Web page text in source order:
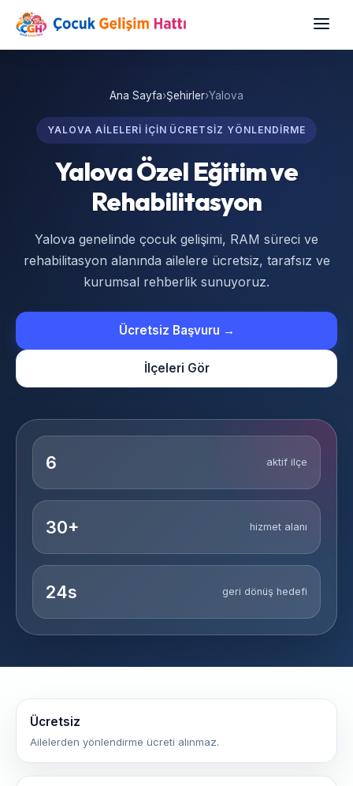
Ana Sayfa›Şehirler›Yalova
YALOVA AILELERI IÇIN ÜCRETSIZ YÖNLENDIRME
Yalova Özel Eğitim ve
Rehabilitasyon
Yalova genelinde çocuk gelişimi, RAM süreci ve
rehabilitasyon alanında ailelere ücretsiz, tarafsız ve
kurumsal rehberlik sunuyoruz.
Ücretsiz Başvuru →
İlçeleri Gör
6 aktif ilçe
30+ hizmet alanı
24s geri dönüş hedefi
Ücretsiz
Ailelerden yönlendirme ücreti alınmaz.